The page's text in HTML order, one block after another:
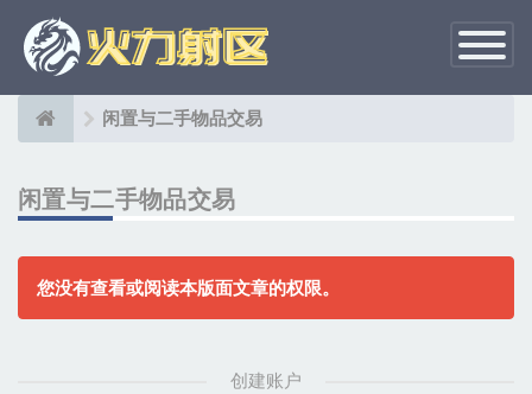
切
换
导
闲置与二手物品交易
闲置与二手物品交易
您没有查看或阅读本版面文章的权限。
创建账户